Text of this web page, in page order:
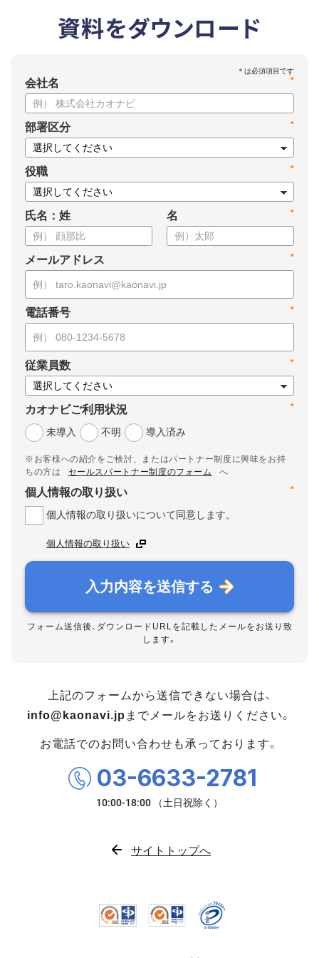
資料をダウンロード
*
会社名
*
部署区分
*
役職
氏名：姓 *
名
*
メールアドレス
*
電話番号
*
従業員数
*
カオナビご利用状況
未導入
不明 導入済み
※お客様への紹介をご検討、またはパートナー制度に興味をお持
ちの方は
セールスパートナー制度のフォーム
へ
*
個人情報の取り扱い
個人情報の取り扱いについて同意します。
個人情報の取り扱い
入力内容を送信する
フォーム送信後、ダウンロードURLを記載したメールをお送り致
します。
上記のフォームから送信できない場合は、
info@kaonavi.jp までメールをお送りください。
お電話でのお問い合わせも承っております。
03-6633-2781
サイトトップへ